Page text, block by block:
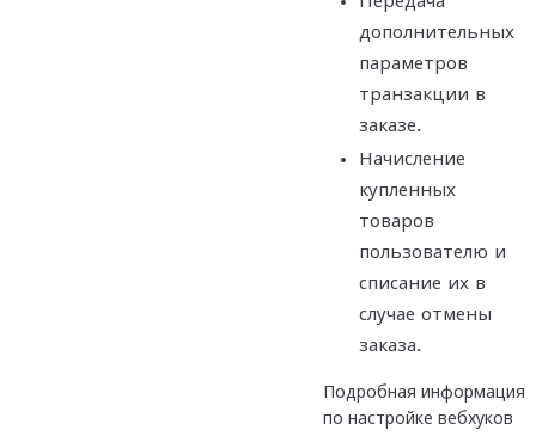
дополнительных
параметров
транзакции в
заказе.
Начисление
купленных
товаров
пользователю и
списание их в
случае отмены
заказа.
Подробная информация
по настройке вебхуков